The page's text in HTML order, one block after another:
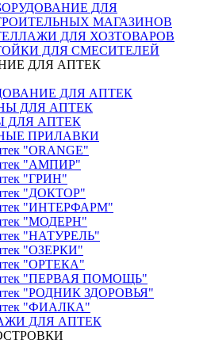
ДЛЯ
МАГАЗИНОВ
ДЛЯ ХОЗТОВАРОВ
ДЛЯ СМЕСИТЕЛЕЙ
ДЛЯ АПТЕК
ДЛЯ АПТЕК
ДЛЯ АПТЕК
ДЛЯ АПТЕК
ПРИЛАВКИ
"ORANGE"
"АМПИР"
"ГРИН"
"ДОКТОР"
"ИНТЕРФАРМ"
"МОДЕРН"
"НАТУРЕЛЬ"
"ОЗЕРКИ"
"ОРТЕКА"
"ПЕРВАЯ ПОМОЩЬ"
"РОДНИК ЗДОРОВЬЯ"
"ФИАЛКА"
ДЛЯ АПТЕК